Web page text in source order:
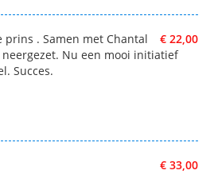
€ 22,00
prins . Samen met Chantal
Nu een mooi initiatief
Succes.
€ 33,00